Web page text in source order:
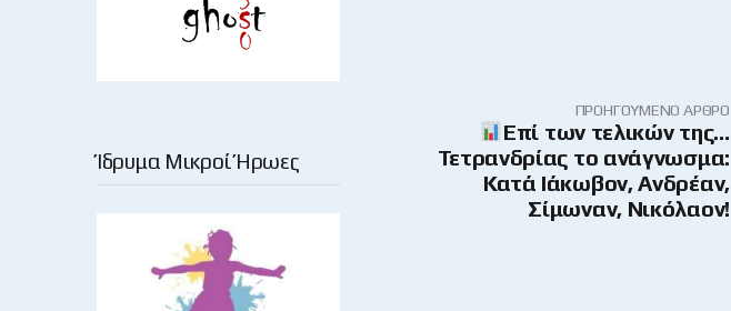
Ίδρυμα Μικροί Ήρωες
ΠΡΟΗΓΟΎΜΕΝΟ ΆΡΘΡΟ
Επί των τελικών της…
Τετρανδρίας το ανάγνωσμα:
Κατά Ιάκωβον, Ανδρέαν,
Σίμωναν, Νικόλαον!